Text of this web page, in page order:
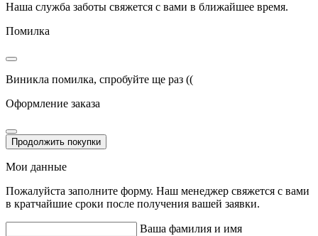
Наша служба заботы свяжется с вами в ближайшее время.
Помилка
Виникла помилка, спробуйте ще раз ((
Оформление заказа
Продолжить покупки
Мои данные
Пожалуйста заполните форму. Наш менеджер свяжется с вами
в кратчайшие сроки после получения вашей заявки.
Ваша фамилия и имя